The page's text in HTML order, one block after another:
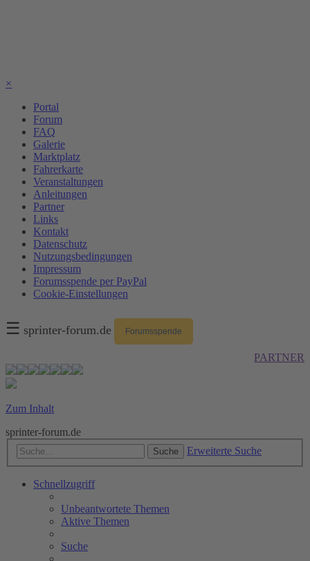
×
Portal
Forum
FAQ
Galerie
Marktplatz
Fahrerkarte
Veranstaltungen
Anleitungen
Partner
Links
Kontakt
Datenschutz
Nutzungsbedingungen
Impressum
Forumsspende per PayPal
Cookie-Einstellungen
☰ sprinter-forum.de Forumsspende
PARTNER
Zum Inhalt
sprinter-forum.de
Suche Erweiterte Suche
Schnellzugriff
Unbeantwortete Themen
Aktive Themen
Suche